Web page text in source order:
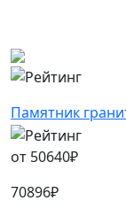
Памятник
от 50640₽
70896₽